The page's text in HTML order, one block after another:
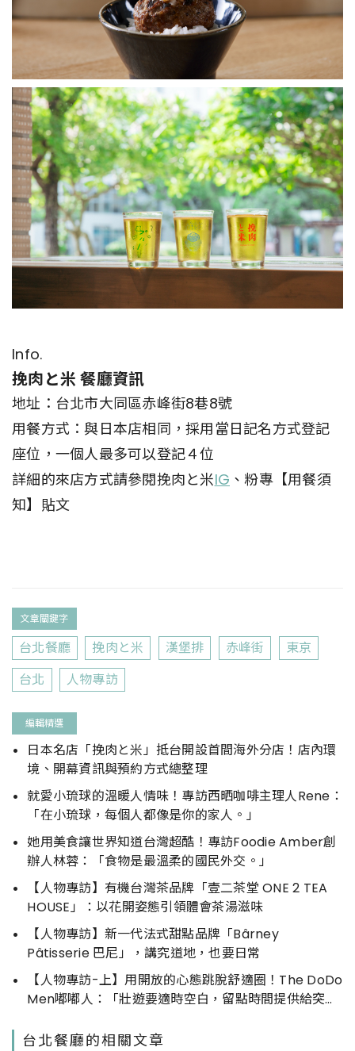
Info.
挽肉と米 餐廳資訊
地址：台北市大同區赤峰街8巷8號
用餐方式：與日本店相同，採用當日記名方式登記
座位，一個人最多可以登記４位
詳細的來店方式請參閱挽肉と米IG 、粉專【用餐須
知】貼文
文章關鍵字
台北餐廳 挽肉と米 漢堡排 赤峰街
東京
台北
人物專訪
編輯精選
日本名店「挽肉と米」抵台開設首間海外分店！店內環
境、開幕資訊與預約方式總整理
就愛小琉球的溫暖人情味！專訪西晒咖啡主理人Rene：
「在小琉球，每個人都像是你的家人。」
她用美食讓世界知道台灣超酷！專訪Foodie Amber創
辦人林蓉：「食物是最溫柔的國民外交。」
【人物專訪】有機台灣茶品牌「壹二茶堂 ONE 2 TEA
HOUSE」：以花開姿態引領體會茶湯滋味
【人物專訪】新一代法式甜點品牌「Bârney
Pâtisserie 巴尼」，講究道地，也要日常
【人物專訪-上】用開放的心態跳脫舒適圈！The DoDo
Men嘟嘟人：「壯遊要適時空白，留點時間提供給突如
台北餐廳的相關文章